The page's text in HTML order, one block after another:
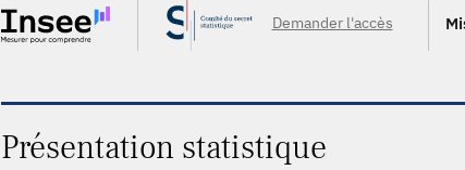
Demander l'accès
Présentation statistique